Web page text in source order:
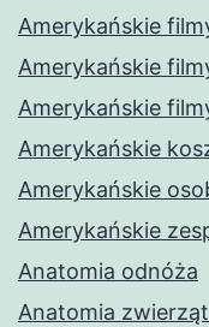
Amerykańskie
Amerykańskie
Amerykańskie
Amerykańskie
Amerykańskie
Amerykańskie
Anatomia odnóża
Anatomia zwierząt